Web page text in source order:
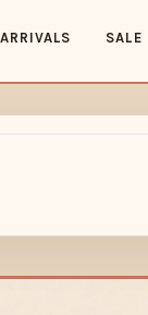
SALE